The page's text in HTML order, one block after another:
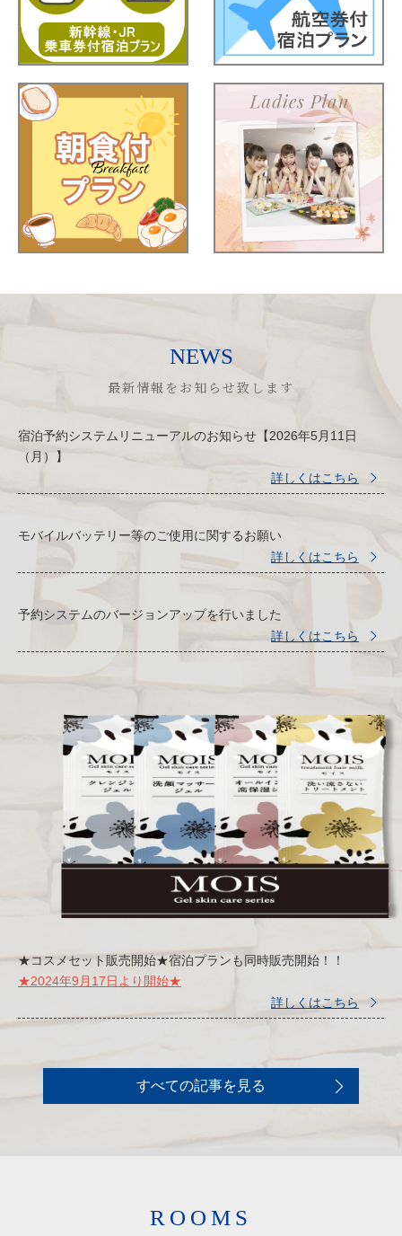
NEWS
宿泊予約システムリニューアルのお知らせ【2026年5月11日
（月）】
詳しくはこちら
モバイルバッテリー等のご使用に関するお願い
詳しくはこちら
予約システムのバージョンアップを行いました
詳しくはこちら
★コスメセット販売開始★宿泊プランも同時販売開始！！
★2024年9月17日より開始★
詳しくはこちら
すべての記事を見る
ROOMS